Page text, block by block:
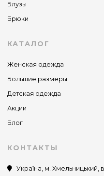
Блузы
Брюки
КАТАЛОГ
Женская одежда
Большие размеры
Детская одежда
Акции
Блог
КОНТАКТЫ
Україна, м. Хмельницький,